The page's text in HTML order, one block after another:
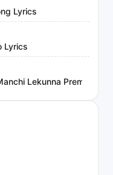
Lyrics
Lyrics
Lekunna